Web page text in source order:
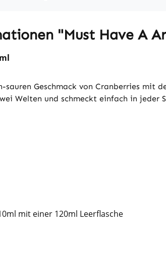
"Must Have A
sauren Geschmack von Cranberries
Welten und schmeckt einfach in jeder
mit einer 120ml Leerflasche